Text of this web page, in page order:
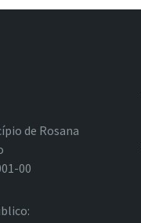
de Rosana
00